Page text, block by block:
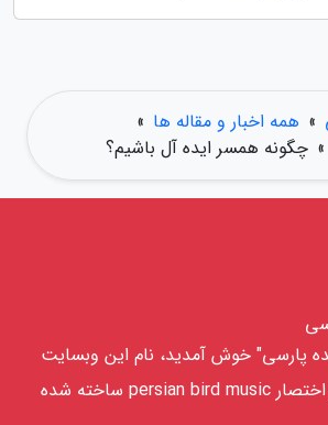
» همه اخبار و مقاله ها »
» چگونه همسر ایده آل باشیم؟
پارسی" خوش آمدید، نام این وبسایت
pbmusic است و از اختصار persian bird music ساخته شده